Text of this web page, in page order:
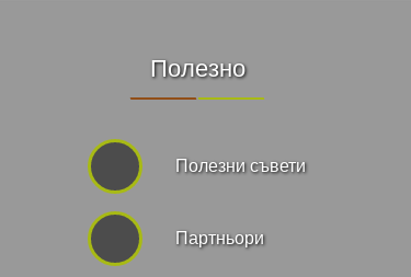
Полезно
Полезни съвети
Партньори